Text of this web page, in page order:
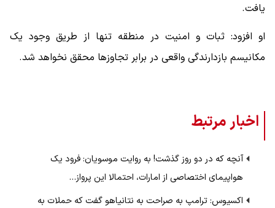
یافت.
او افزود: ثبات و امنیت در منطقه تنها از طریق وجود یک
مکانیسم بازدارندگی واقعی در برابر تجاوزها محقق نخواهد شد.
اخبار مرتبط
آنچه که در دو روز گذشت! به روایت موسویان: فرود یک
هواپیمای اختصاصی از امارات، احتمالا این پرواز…
اکسیوس: ترامپ به صراحت به نتانیاهو گفت که حملات به